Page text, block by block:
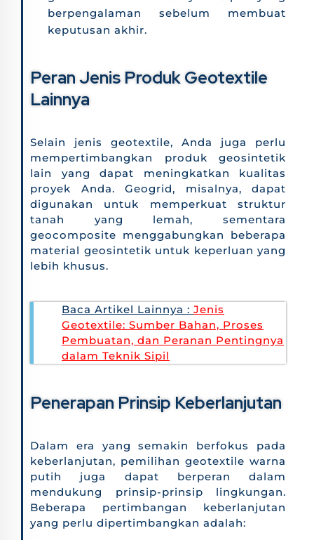
berpengalaman sebelum membuat
keputusan akhir.
Peran Jenis Produk Geotextile
Lainnya
Selain jenis geotextile, Anda juga perlu
mempertimbangkan produk geosintetik
lain yang dapat meningkatkan kualitas
proyek Anda. Geogrid, misalnya, dapat
digunakan untuk memperkuat struktur
tanah yang lemah, sementara
geocomposite menggabungkan beberapa
material geosintetik untuk keperluan yang
lebih khusus.
Baca Artikel Lainnya : Jenis
Geotextile: Sumber Bahan, Proses
Pembuatan, dan Peranan Pentingnya
dalam Teknik Sipil
Penerapan Prinsip Keberlanjutan
Dalam era yang semakin berfokus pada
keberlanjutan, pemilihan geotextile warna
putih juga dapat berperan dalam
mendukung prinsip-prinsip lingkungan.
Beberapa pertimbangan keberlanjutan
yang perlu dipertimbangkan adalah: